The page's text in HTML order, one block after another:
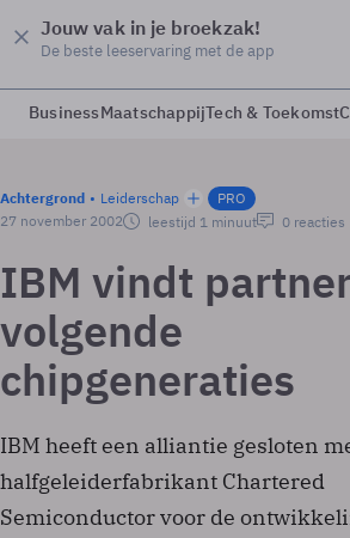
Jouw vak in je broekzak!
De beste leeservaring met de app
BusinessMaatschappijTech & Toekomst
Achtergrond Leiderschap
PRO
27 november 2002
leestijd 1 minuut 0 reacties
IBM vindt
volgende
chipgeneraties
IBM heeft een alliantie gesloten
halfgeleiderfabrikant Chartered
Semiconductor voor de